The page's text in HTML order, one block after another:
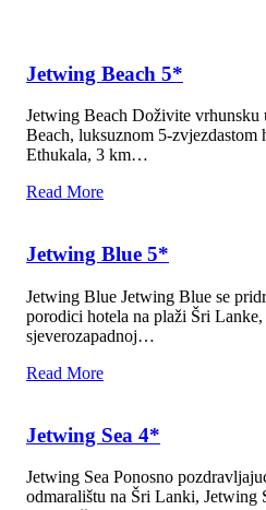
Jetwing Beach 5*
Jetwing Beach Doživite vrhunsku
Beach, luksuznom 5-zvjezdastom
Ethukala, 3 km…
Read More
Jetwing Blue 5*
Jetwing Blue Jetwing Blue se
porodici hotela na plaži Šri Lanke,
sjeverozapadnoj…
Read More
Jetwing Sea 4*
Jetwing Sea Ponosno
odmaralištu na Šri Lanki, Jetwing